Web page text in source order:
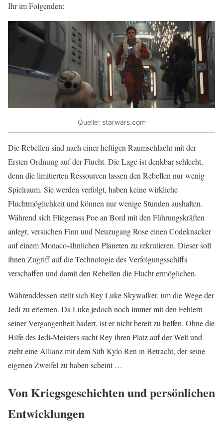
Ihr im Folgenden:
Quelle: starwars.com
Die Rebellen sind nach einer heftigen Raumschlacht mit der
Ersten Ordnung auf der Flucht. Die Lage ist denkbar schlecht,
denn die limitierten Ressourcen lassen den Rebellen nur wenig
Spielraum. Sie werden verfolgt, haben keine wirkliche
Fluchtmöglichkeit und können nur wenige Stunden aushalten.
Während sich Fliegerass Poe an Bord mit den Führungskräften
anlegt, versuchen Finn und Neuzugang Rose einen Codeknacker
auf einem Monaco-ähnlichen Planeten zu rekrutieren. Dieser soll
ihnen Zugriff auf die Technologie des Verfolgungsschiffs
verschaffen und damit den Rebellen die Flucht ermöglichen.
Währenddessen stellt sich Rey Luke Skywalker, um die Wege der
Jedi zu erlernen. Da Luke jedoch noch immer mit den Fehlern
seiner Vergangenheit hadert, ist er nicht bereit zu helfen. Ohne die
Hilfe des Jedi-Meisters sucht Rey ihren Platz auf der Welt und
zieht eine Allianz mit dem Sith Kylo Ren in Betracht, der seine
eigenen Zweifel zu haben scheint …
Von Kriegsgeschichten und persönlichen
Entwicklungen